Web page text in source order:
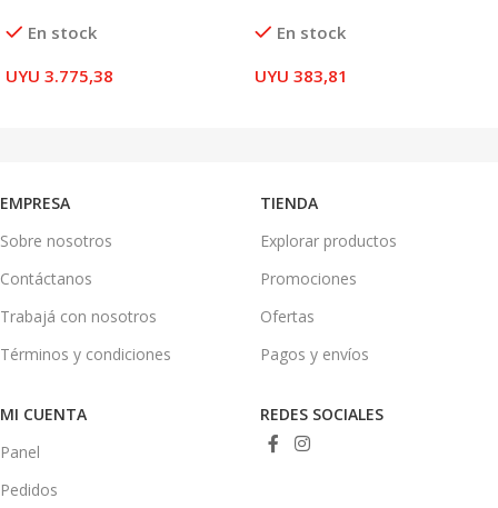
En stock
UYU 3.775,38
En stock
UYU 383,81
EMPRESA
Sobre nosotros
Contáctanos
Trabajá con nosotros
Términos y condiciones
TIENDA
Explorar productos
Promociones
Ofertas
Pagos y envíos
MI CUENTA
Panel
Pedidos
REDES SOCIALES